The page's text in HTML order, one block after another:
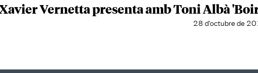
Vernetta presenta amb Toni Albà
28 d'octubre de